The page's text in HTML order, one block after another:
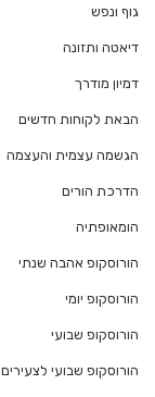
גוף ונפש
דיאטה ותזונה
דמיון מודרך
הבאת לקוחות חדשים
הגשמה עצמית והעצמה
הדרכת הורים
הומאופתיה
הורוסקופ אהבה שנתי
הורוסקופ יומי
הורוסקופ שבועי
הורוסקופ שבועי לצעירים